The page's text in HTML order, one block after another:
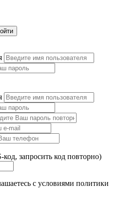
код, запросить код повторно)
с условиями политики